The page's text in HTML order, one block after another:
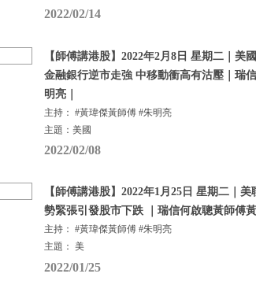
2022/02/14
【師傅講港股】2022年2月8日 星期二｜美
金融銀行逆市走強 中移動衝高有沽壓｜瑞
明亮｜
主持： #黃瑋傑黃師傅 #朱明亮
主題：美國
2022/02/08
【師傅講港股】2022年1月25日 星期二｜
勢緊張引發股市下跌 ｜瑞信何啟聰黃師傅黃
主持： #黃瑋傑黃師傅 #朱明亮
主題： 美
2022/01/25